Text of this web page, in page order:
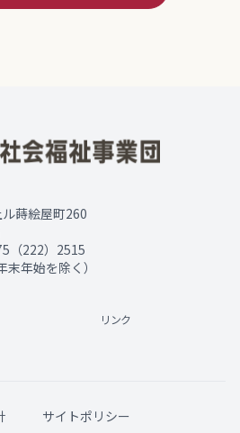
蒔絵屋町260
（222）2515
年始を除く）
リンク
サイトポリシー